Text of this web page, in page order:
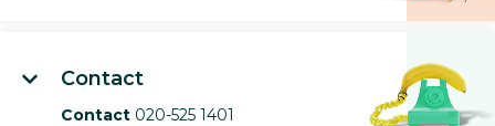
Contact
Contact 020-525 1401